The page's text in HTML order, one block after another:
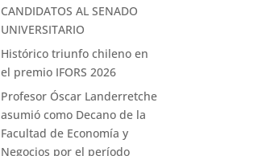
CANDIDATOS AL SENADO
UNIVERSITARIO
Histórico triunfo chileno en
el premio IFORS 2026
Profesor Óscar Landerretche
asumió como Decano de la
Facultad de Economía y
Negocios por el período